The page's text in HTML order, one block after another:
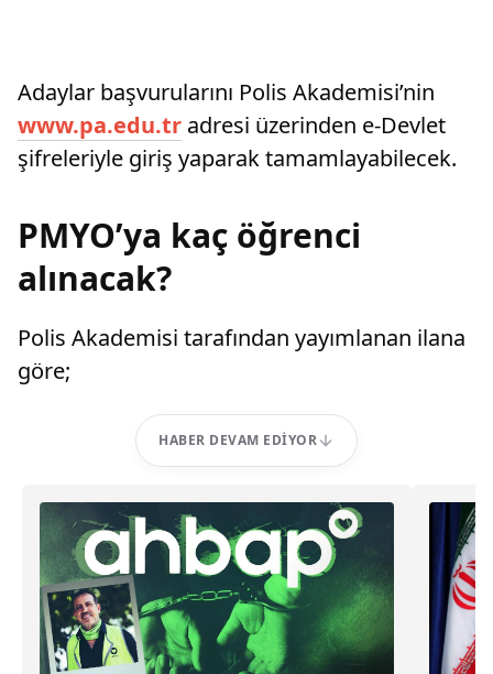
Adaylar başvurularını Polis Akademisi’nin
www.pa.edu.tr adresi üzerinden e-Devlet
şifreleriyle giriş yaparak tamamlayabilecek.
PMYO’ya kaç öğrenci
alınacak?
Polis Akademisi tarafından yayımlanan ilana
göre;
HABER DEVAM EDIYOR